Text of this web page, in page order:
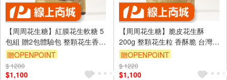
【周周花生糖】紅膜花生軟糖 5
包組 贈2包體驗包 整顆花生香氣
濃郁 台灣名產
贈OPENPOINT
$ 1200
$1,100
【周周花生糖】脆皮花生酥
200g 整顆花生粒 香酥脆 台灣手
工點心 買5送2體驗包
贈OPENPOINT
$ 1220
$1,100